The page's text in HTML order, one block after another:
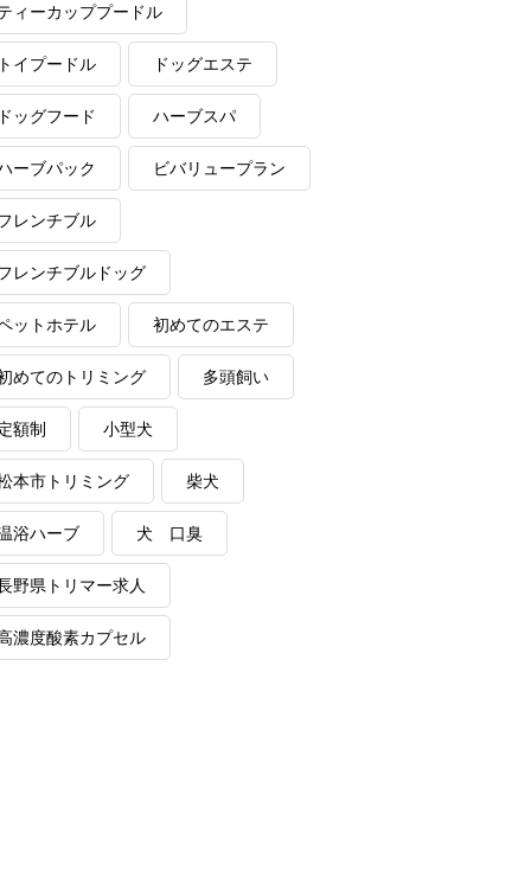
ィーカッププードル
イプードル ドッグエステ
ッグフード ハーブスパ
ーブパック ビバリュープラン
レンチブル
レンチブルドッグ
ットホテル 初めてのエステ
めてのトリミング 多頭飼い
額制 小型犬
本市トリミング 柴犬
浴ハーブ 犬 口臭
野県トリマー求人
濃度酸素カプセル